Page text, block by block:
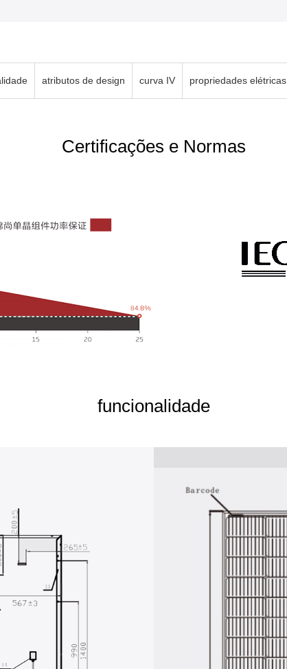
atributos de design curva IV propriedades elétricas
Certificações e Normas
funcionalidade